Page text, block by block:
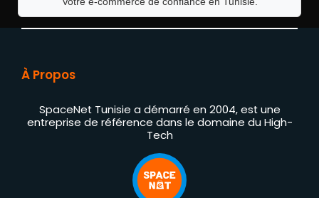
À Propos
SpaceNet Tunisie a démarré en 2004, est une
entreprise de référence dans le domaine du High-
Tech